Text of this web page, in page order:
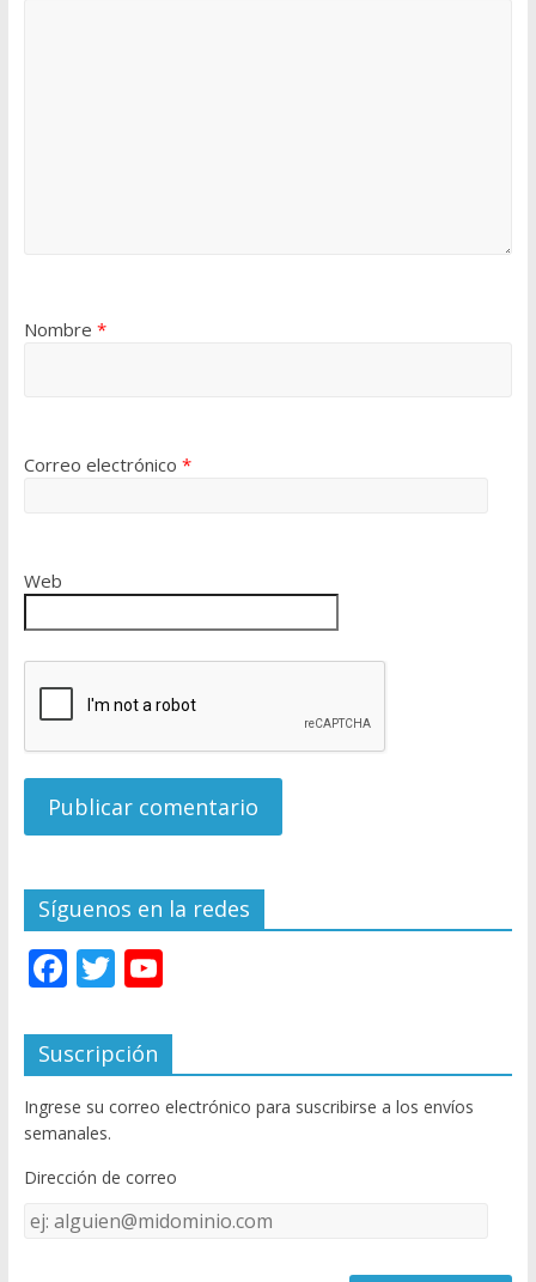
Nombre *
Correo electrónico *
Web
Síguenos en la redes
F
e
b
o
o
k
T
itt
er
Y
u
T
u
e
C
Suscripción
Ingrese su correo electrónico para suscribirse a los envíos
semanales.
Dirección de correo
Dirección